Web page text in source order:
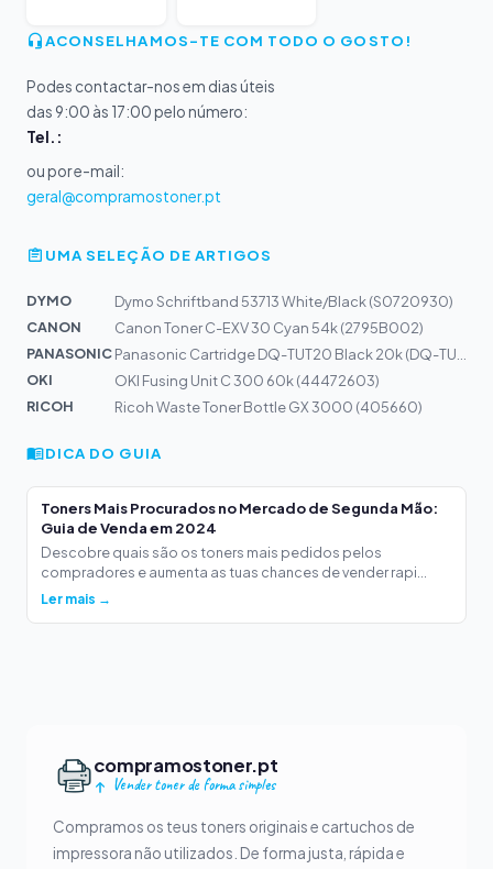
ACONSELHAMOS-TE COM TODO O GOSTO!
Podes contactar-nos em dias úteis
das 9:00 às 17:00 pelo número:
Tel.:
ou por e-mail:
geral@compramostoner.pt
UMA SELEÇÃO DE ARTIGOS
DYMO
Dymo Schriftband 53713 White/Black (S0720930)
CANON
Canon Toner C-EXV 30 Cyan 54k (2795B002)
PANASONIC
OKI
OKI Fusing Unit C 300 60k (44472603)
RICOH
Ricoh Waste Toner Bottle GX 3000 (405660)
DICA DO GUIA
Toners Mais Procurados no Mercado de Segunda Mão:
Guia de Venda em 2024
Descobre quais são os toners mais pedidos pelos
compradores e aumenta as tuas chances de vender rapi...
Ler mais →
compramostoner.pt
Vender toner de forma simples
Compramos os teus toners originais e cartuchos de
impressora não utilizados. De forma justa, rápida e